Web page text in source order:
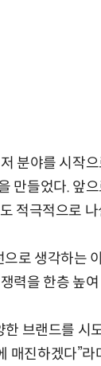
분야를 시작
만들었다. 앞
적극적으로
로 생각하는
력을 한층 높
한 브랜드를 시
매진하겠다”